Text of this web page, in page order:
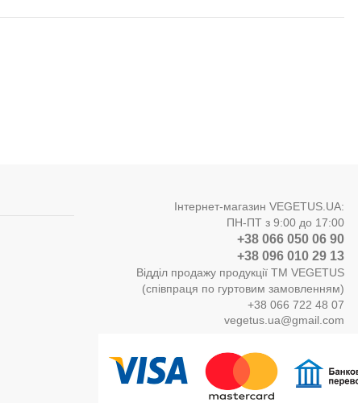
Інтернет-магазин VEGETUS.UA:
ПН-ПТ з 9:00 до 17:00
+38 066 050 06 90
+38 096 010 29 13
Відділ продажу продукції ТМ VEGETUS
(співпраця по гуртовим замовленням)
+38 066 722 48 07
vegetus.ua@gmail.com